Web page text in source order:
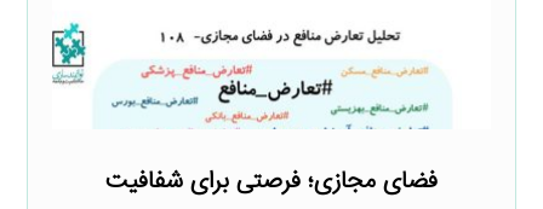
فضای مجازی؛ فرصتی برای شفافیت